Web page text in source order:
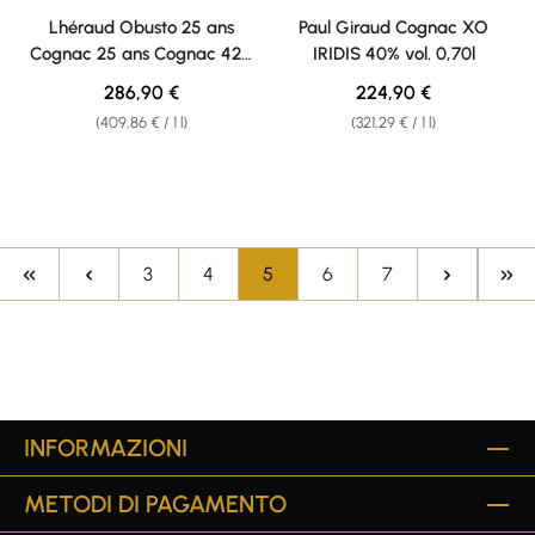
Lhéraud Obusto 25 ans
Cognac 25 ans Cognac 42%
vol. 0,70l
(409,86 € / 1 l)
Regular price:
286,90 €
Paul Giraud Cognac XO
IRIDIS 40% vol. 0,70l
(321,29 € / 1 l)
Regular price:
224,90 €
Page
3 Page
4 Page
5 Page
6 Page
7
INFORMAZIONI
METODI DI PAGAMENTO